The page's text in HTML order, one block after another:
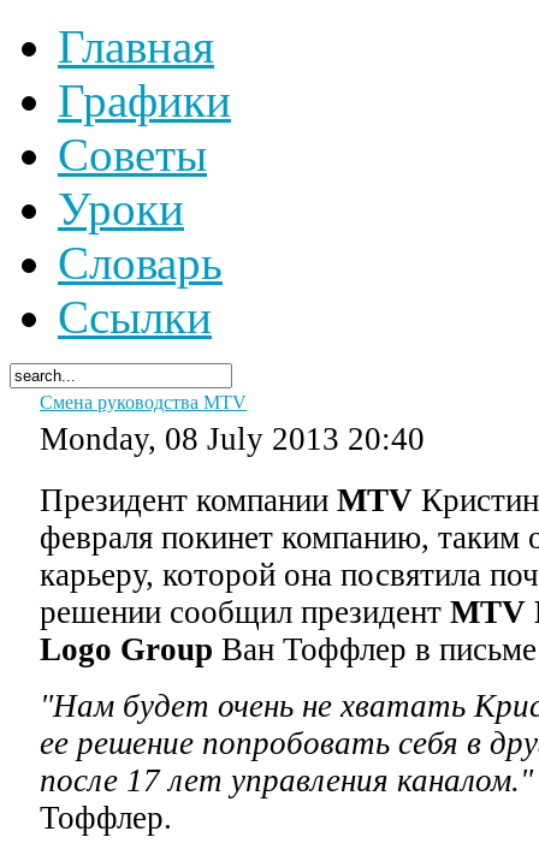
Главная
Графики
Советы
Уроки
Словарь
Ссылки
Смена руководства MTV
Monday, 08 July 2013 20:40
Президент компании MTV
февраля покинет компанию, таким
карьеру, которой она посвятила
решении сообщил президент MTV
Logo Group Ван Тоффлер в письме
"Нам будет очень не хватать
ее решение попробовать себя в
после 17 лет управления
Тоффлер.